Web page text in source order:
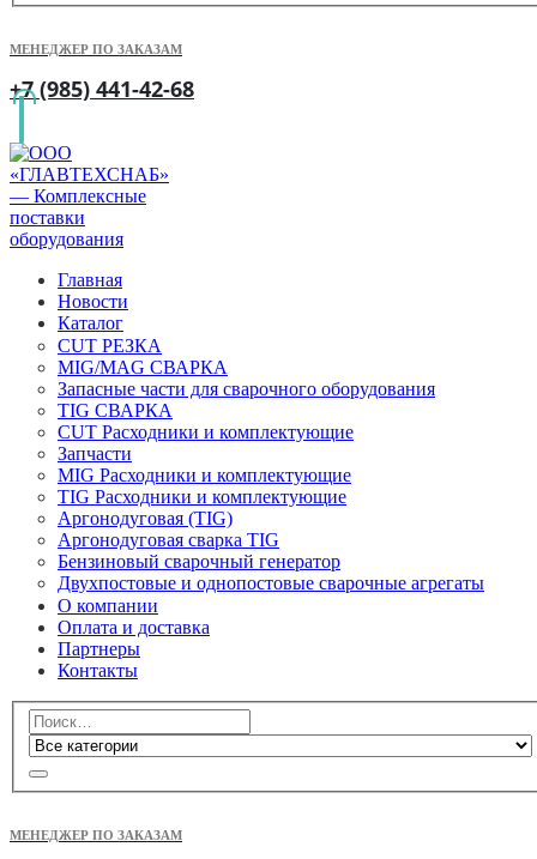
МЕНЕДЖЕР ПО ЗАКАЗАМ
+7 (985) 441-42-68
Главная
Новости
Каталог
CUT РЕЗКА
MIG/MAG СВАРКА
Запасные части для сварочного оборудования
TIG СВАРКА
CUT Расходники и комплектующие
Запчасти
MIG Расходники и комплектующие
TIG Расходники и комплектующие
Аргонодуговая (TIG)
Аргонодуговая сварка TIG
Бензиновый сварочный генератор
Двухпостовые и однопостовые сварочные агрегаты
О компании
Оплата и доставка
Партнеры
Контакты
МЕНЕДЖЕР ПО ЗАКАЗАМ